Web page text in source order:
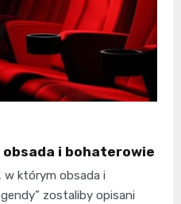
obsada i bohaterowie
w którym obsada i
zostaliby opisani